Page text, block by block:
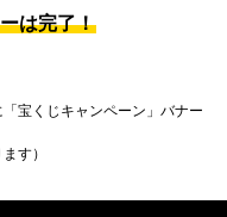
は完了！
宝くじキャンペーン」バナー
す）